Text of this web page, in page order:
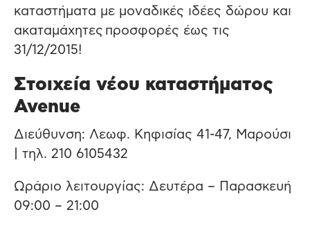
καταστήματα με μοναδικές ιδέες δώρου και
ακαταμάχητες προσφορές έως τις
31/12/2015!
Στοιχεία νέου καταστήματος
Avenue
Διεύθυνση: Λεωφ. Κηφισίας 41-47, Μαρούσι
| τηλ. 210 6105432
Ωράριο λειτουργίας: Δευτέρα – Παρασκευή
09:00 – 21:00